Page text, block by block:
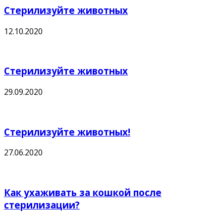
Стерилизуйте животных
12.10.2020
Стерилизуйте животных
29.09.2020
Стерилизуйте животных!
27.06.2020
Как ухаживать за кошкой после
стерилизации?